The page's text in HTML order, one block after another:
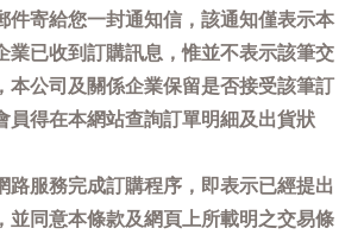
件寄給您一封通知信，該通知僅表示本
業已收到訂購訊息，惟並不表示該筆交
本公司及關係企業保留是否接受該筆訂
員得在本網站查詢訂單明細及出貨狀
路服務完成訂購程序，即表示已經提出
並同意本條款及網頁上所載明之交易條